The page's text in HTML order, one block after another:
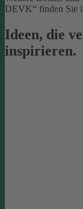
DEVK“ finden Sie
Ideen, die
inspirieren.